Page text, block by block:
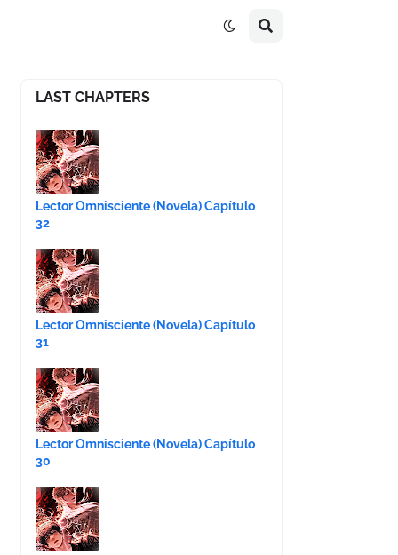
LAST CHAPTERS
Lector Omnisciente (Novela) Capítulo
32
Lector Omnisciente (Novela) Capítulo
31
Lector Omnisciente (Novela) Capítulo
30